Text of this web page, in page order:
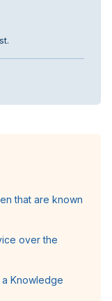
that are known
over the
a Knowledge